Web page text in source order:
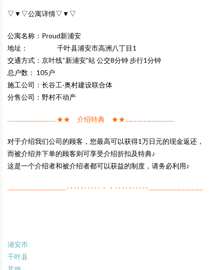
▽▼▽公寓详情▽▼▽
公寓名称：Proud新浦安
地址：
千叶县浦安市高洲八丁目1
交通方式：京叶线“新浦安”站 公交8分钟 步行1分钟
总户数： 105户
施工公司：长谷工·奥村建设联合体
分售公司：野村不动产
…………………………★★ 介绍特典 ★★…………………………
对于介绍我们公司的顾客，您最高可以获得1万日元的现金返还，
而被介绍并下单的顾客则可享受介绍折扣及特典♪
这是一个介绍者和被介绍者都可以获益的制度，请务必利用♪
………………………………‥‥‥‥‥・・‥‥‥‥‥……………………………
浦安市
千叶县